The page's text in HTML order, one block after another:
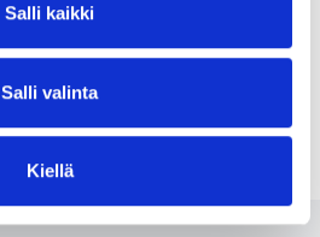
Salli kaikki
Salli valinta
Kiellä